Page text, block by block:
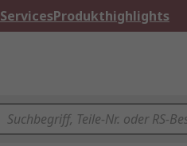
ServicesProdukthighlights